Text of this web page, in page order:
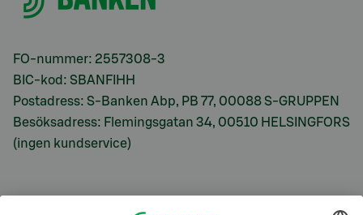
FO-nummer: 2557308-3
BIC-kod: SBANFIHH
Postadress: S-Banken Abp, PB 77, 00088 S-GRUPPEN
Besöksadress: Flemingsgatan 34, 00510 HELSINGFORS
(ingen kundservice)
S-Prime